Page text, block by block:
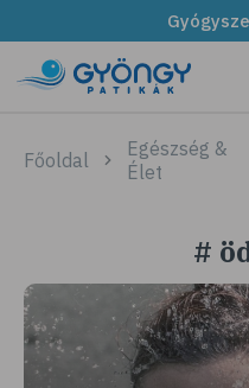
Főoldal
Egészség &
Élet
#